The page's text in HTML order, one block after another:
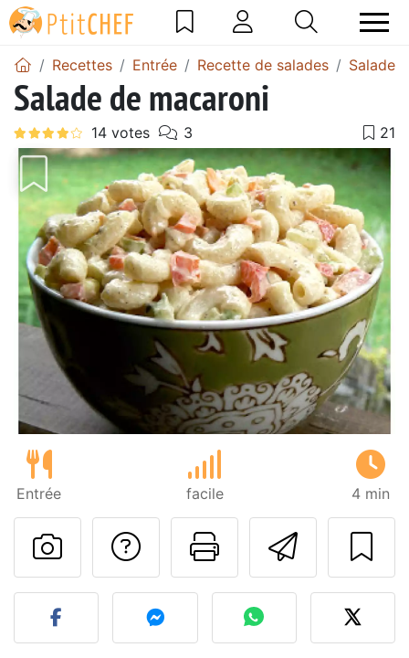
Recettes Entrée Recette de salades Salade
Salade de macaroni
Entrée facile 4 min
Imprimer
Poser une
Publier votre photo de